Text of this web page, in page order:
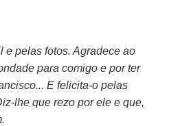
e pelas fotos. Agradece ao
para comigo e por ter
E felicita-o pelas
lhe que rezo por ele e que,